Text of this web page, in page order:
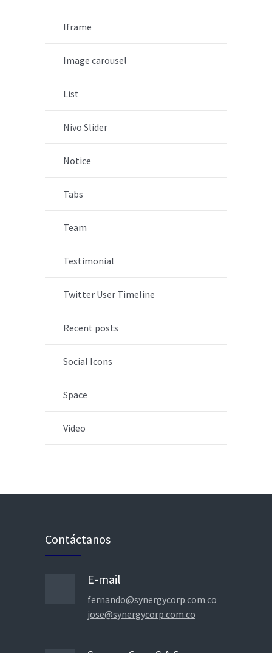
Iframe
Image carousel
List
Nivo Slider
Notice
Tabs
Team
Testimonial
Twitter User Timeline
Recent posts
Social Icons
Space
Video
Contáctanos
E-mail
fernando@synergycorp.com.co
jose@synergycorp.com.co